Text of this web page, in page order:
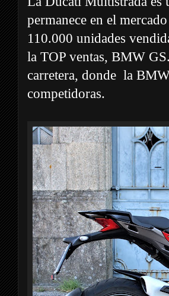
permanece en el
110.000 unidades
la TOP ventas, BMW
carretera, donde la
competidoras.